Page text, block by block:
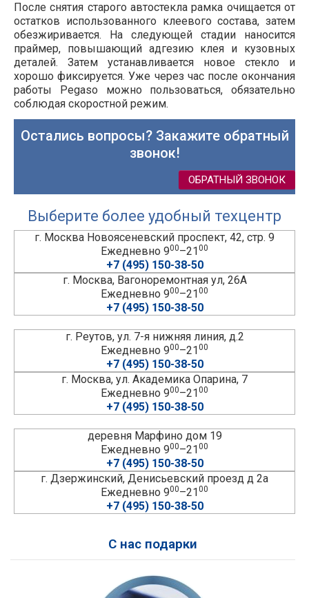
После снятия старого автостекла рамка очищается от
остатков использованного клеевого состава, затем
обезжиривается. На следующей стадии наносится
праймер, повышающий адгезию клея и кузовных
деталей. Затем устанавливается новое стекло и
хорошо фиксируется. Уже через час после окончания
работы Pegaso можно пользоваться, обязательно
соблюдая скоростной режим.
Остались вопросы? Закажите обратный
звонок!
ОБРАТНЫЙ ЗВОНОК
Выберите более удобный техцентр
г. Москва Новоясеневский проспект, 42, стр. 9
Ежедневно 900–2100
+7 (495) 150-38-50
г. Москва, Вагоноремонтная ул, 26А
Ежедневно 900–2100
+7 (495) 150-38-50
г. Реутов, ул. 7-я нижняя линия, д.2
Ежедневно 900–2100
+7 (495) 150-38-50
г. Москва, ул. Академика Опарина, 7
Ежедневно 900–2100
+7 (495) 150-38-50
деревня Марфино дом 19
Ежедневно 900–2100
+7 (495) 150-38-50
г. Дзержинский, Денисьевский проезд д 2а
Ежедневно 900–2100
+7 (495) 150-38-50
С нас подарки